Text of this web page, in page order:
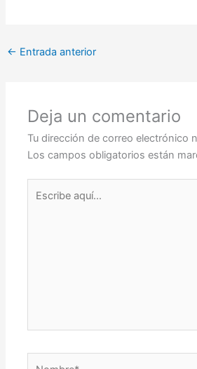
← Entrada anterior
Deja un comentario
Tu dirección de correo electrónico
Los campos obligatorios están
aquí...